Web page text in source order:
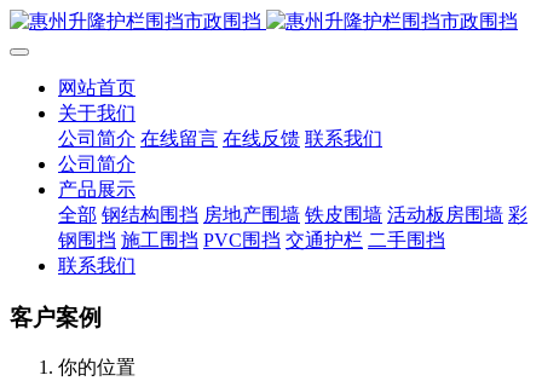
网站首页
关于我们
公司简介 在线留言 在线反馈 联系我们
公司简介
产品展示
全部 钢结构围挡 房地产围墙 铁皮围墙 活动板房围墙 彩
钢围挡 施工围挡 PVC围挡 交通护栏 二手围挡
联系我们
客户案例
你的位置